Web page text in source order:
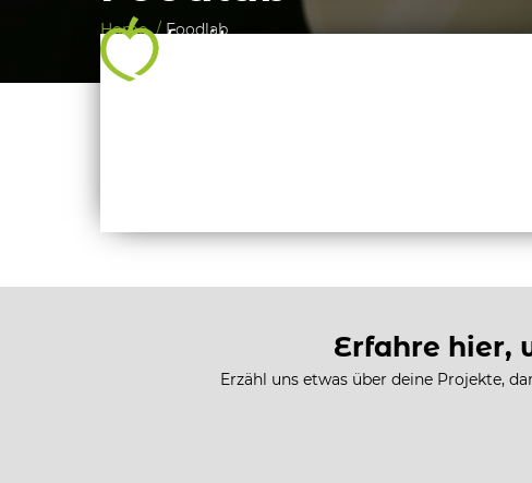
Home /Foodlab
Erfahre hier,
Erzähl uns etwas über deine Projekte,